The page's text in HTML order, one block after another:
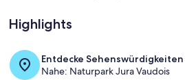
Highlights
Entdecke
Nahe: Naturpark Jura Vaudois